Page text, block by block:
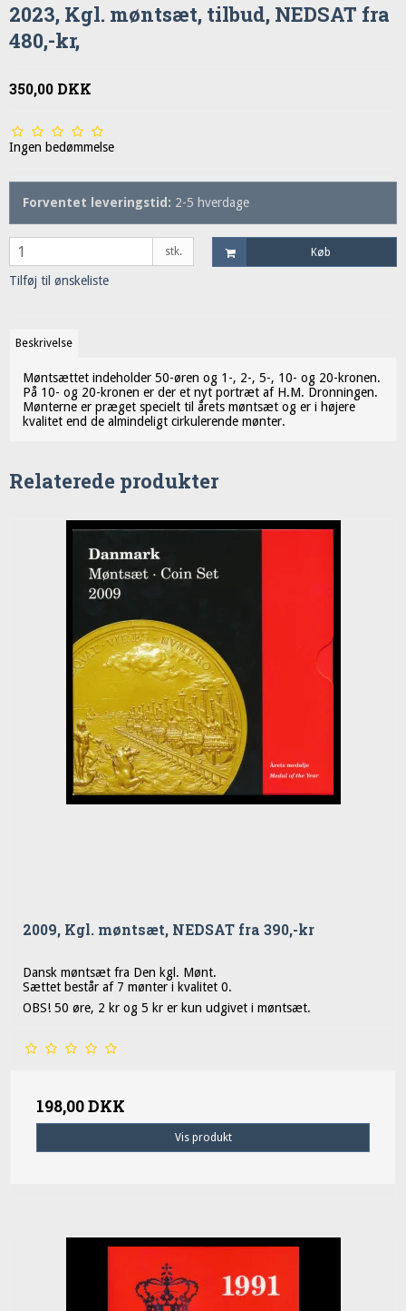
2023, Kgl. møntsæt, tilbud, NEDSAT fra
480,-kr,
350,00 DKK
Ingen bedømmelse
Forventet leveringstid: 2-5 hverdage
stk. Køb
Tilføj til ønskeliste
Beskrivelse
Møntsættet indeholder 50-øren og 1-, 2-, 5-, 10- og 20-kronen.
På 10- og 20-kronen er der et nyt portræt af H.M. Dronningen.
Mønterne er præget specielt til årets møntsæt og er i højere
kvalitet end de almindeligt cirkulerende mønter.
Relaterede produkter
2009, Kgl. møntsæt, NEDSAT fra 390,-kr
Dansk møntsæt fra Den kgl. Mønt.
Sættet består af 7 mønter i kvalitet 0.
OBS! 50 øre, 2 kr og 5 kr er kun udgivet i møntsæt.
198,00 DKK
Vis produkt